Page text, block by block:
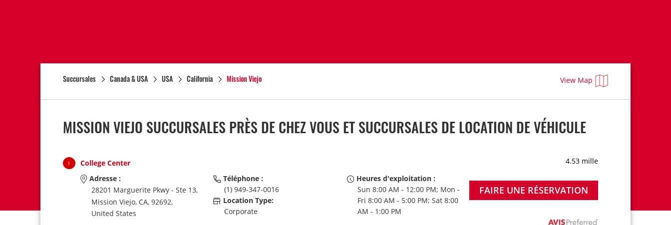
Succursales Canada & USA USA California Mission Viejo View Map
MISSION VIEJO SUCCURSALES PRÈS DE CHEZ VOUS ET SUCCURSALES DE LOCATION DE VÉHICULE
1 College Center
4.53 mille
Adresse :
28201 Marguerite Pkwy - Ste 13,
Mission Viejo, CA, 92692,
United States
Téléphone :
(1) 949-347-0016
Location Type:
Corporate
Heures d'exploitation :
Sun 8:00 AM - 12:00 PM; Mon -
Fri 8:00 AM - 5:00 PM; Sat 8:00
AM - 1:00 PM
FAIRE UNE RÉSERVATION